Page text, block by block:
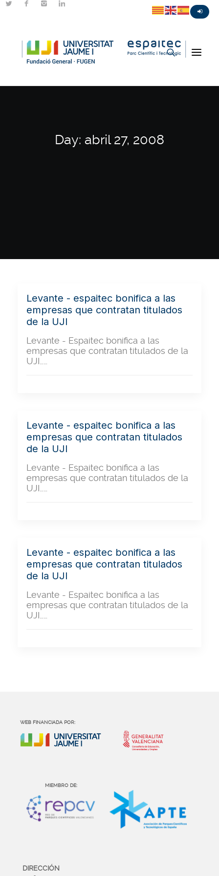
Day: abril 27, 2008
Levante - espaitec bonifica a las
empresas que contratan titulados
de la UJI
Levante - Espaitec bonifica a las
empresas que contratan titulados de la
UJI……
Levante - espaitec bonifica a las
empresas que contratan titulados
de la UJI
Levante - Espaitec bonifica a las
empresas que contratan titulados de la
UJI……
Levante - espaitec bonifica a las
empresas que contratan titulados
de la UJI
Levante - Espaitec bonifica a las
empresas que contratan titulados de la
UJI……
WEB FINANCIADA POR:
MIEMBRO DE:
DIRECCIÓN